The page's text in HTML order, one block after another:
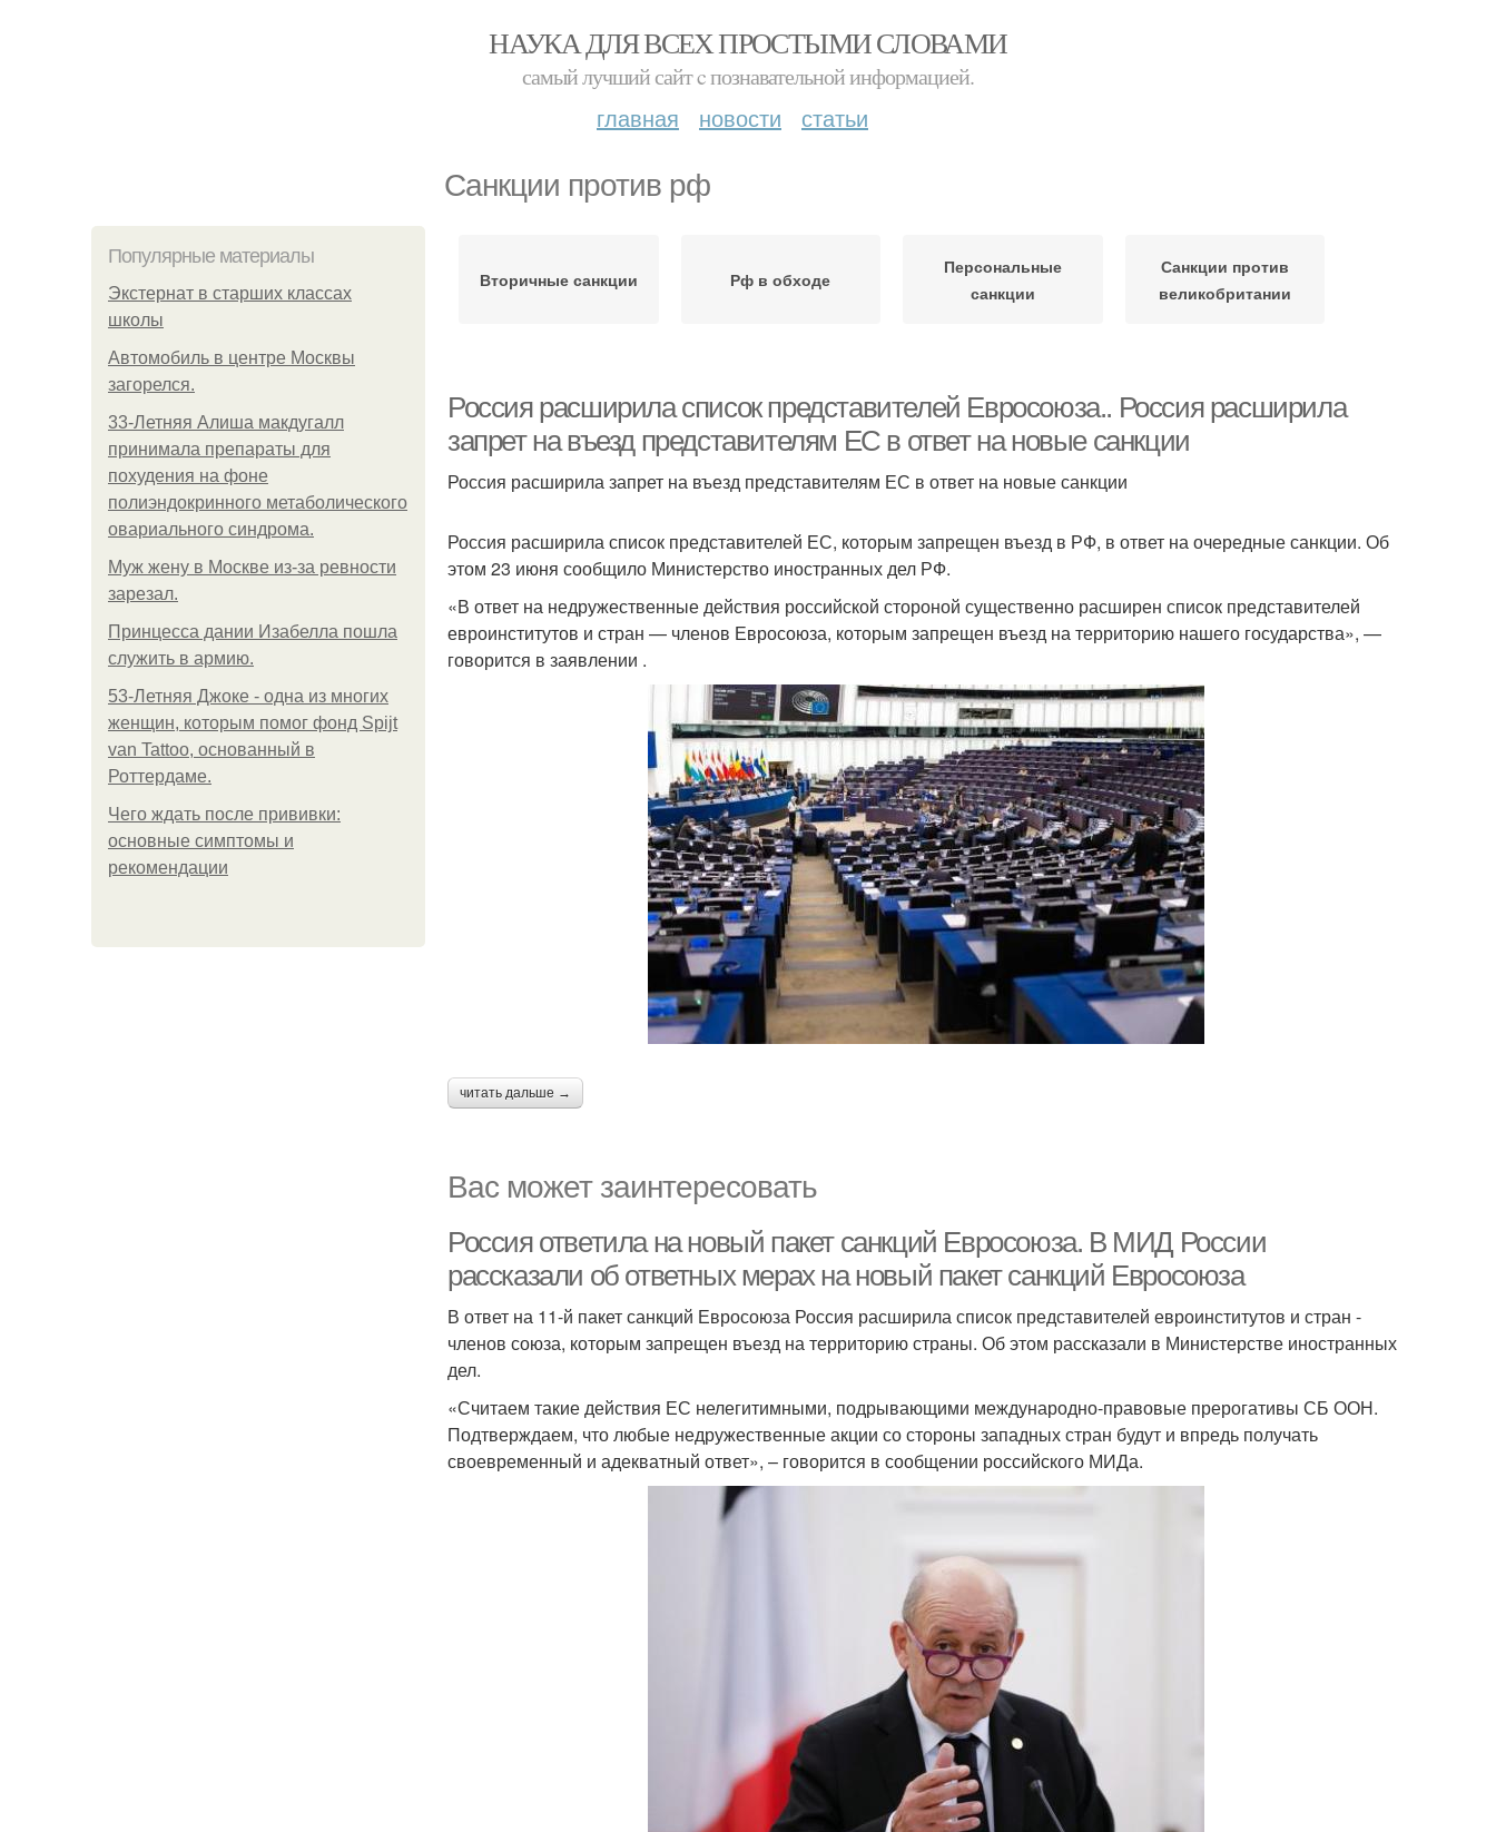
НАУКА ДЛЯ ВСЕХ ПРОСТЫМИ СЛОВАМИ
самый лучший сайт c познавательной информацией.
главная новости статьи
Санкции против рф
Популярные материалы
Экстернат в старших классах
школы
Автомобиль в центре Москвы
загорелся.
33-Летняя Алиша макдугалл
принимала препараты для
похудения на фоне
полиэндокринного метаболического
овариального синдрома.
Mуж жену в Москве из-за ревности
зарезал.
Принцесса дании Изабелла пошла
служить в армию.
53-Летняя Джоке - одна из многих
женщин, которым помог фонд Spijt
van Tattoo, основанный в
Роттердаме.
Чего ждать после прививки:
основные симптомы и
рекомендации
Вторичные санкции Рф в обходе
Персональные
санкции
Санкции против
великобритании
Россия расширила список представителей Евросоюза.. Россия расширила
запрет на въезд представителям ЕС в ответ на новые санкции
Россия расширила запрет на въезд представителям ЕС в ответ на новые санкции
Россия расширила список представителей ЕС, которым запрещен въезд в РФ, в ответ на очередные санкции. Об
этом 23 июня сообщило Министерство иностранных дел РФ.
«В ответ на недружественные действия российской стороной существенно расширен список представителей
евроинститутов и стран — членов Евросоюза, которым запрещен въезд на территорию нашего государства», —
говорится в заявлении .
читать дальше →
Вас может заинтересовать
Россия ответила на новый пакет санкций Евросоюза. В МИД России
рассказали об ответных мерах на новый пакет санкций Евросоюза
В ответ на 11-й пакет санкций Евросоюза Россия расширила список представителей евроинститутов и стран -
членов союза, которым запрещен въезд на территорию страны. Об этом рассказали в Министерстве иностранных
дел.
«Считаем такие действия ЕС нелегитимными, подрывающими международно-правовые прерогативы СБ ООН.
Подтверждаем, что любые недружественные акции со стороны западных стран будут и впредь получать
своевременный и адекватный ответ», – говорится в сообщении российского МИДа.